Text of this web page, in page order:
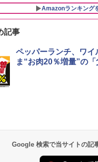
も ローリングス
大人買い おやつ
皿付き ブラック
F250TSV(B)
機能 自動メニュ
簡単お手入れ ブ
Amazonランキング
記事
ペッパーランチ、ワイ
ま“お肉20％増量”の「
Google 検索で当サイトの記